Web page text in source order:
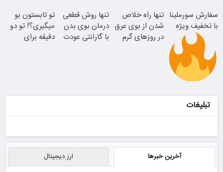
با تخفیف ویژه
سفارش سورملینا
با تخفیف ویژه
محدود!!!!
تنها راه خلاص
شدن از بوی عرق
در روزهای گرم
تنها روش قطعی
درمان بوی بدن
با گارانتی عودت
تو تابستون بو
میگیری؟! تو دو
دقیقه برای
تبلیغات
آخرین خبرها ارز دیجیتال